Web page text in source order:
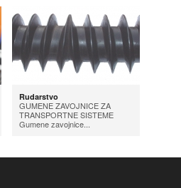
Rudarstvo
GUMENE ZAVOJNICE ZA
TRANSPORTNE SISTEME
Gumene zavojnice...